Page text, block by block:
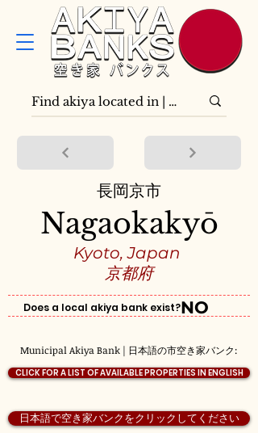
長岡京市
CLICK FOR A LIST OF AVAILABLE PROPERTIES IN ENGLISH
Kyoto, Japan
Municipal Akiya Bank | 日本語の市空き家バンク:
Nagaokakyō
Does a local akiya bank exist?
日本語で空き家バンクをクリックしてください
京都府
NO